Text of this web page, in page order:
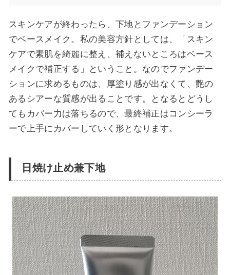
スキンケアが終わったら、下地とファンデーション
でベースメイク。私の美容方針としては、「スキン
ケアで素肌を綺麗に整え、補えないところはベース
メイクで補正する」ということ。なのでファンデー
ションに求めるものは、
厚塗り感が出なくて、艶の
あるシアーな質感が出る ことです。となるとどうし
てもカバー力は落ちるので、最終補正はコンシーラ
ーで上手にカバーしていく形となります。
日焼け止め兼下地